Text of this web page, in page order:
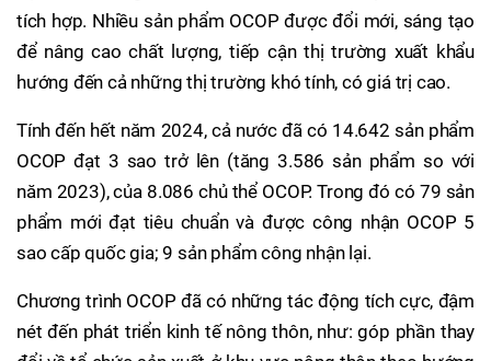
tích hợp. Nhiều sản phẩm OCOP được đổi mới, sáng tạo
để nâng cao chất lượng, tiếp cận thị trường xuất khẩu
hướng đến cả những thị trường khó tính, có giá trị cao.
Tính đến hết năm 2024, cả nước đã có 14.642 sản phẩm
OCOP đạt 3 sao trở lên (tăng 3.586 sản phẩm so với
năm 2023), của 8.086 chủ thể OCOP. Trong đó có 79 sản
phẩm mới đạt tiêu chuẩn và được công nhận OCOP 5
sao cấp quốc gia; 9 sản phẩm công nhận lại.
Chương trình OCOP đã có những tác động tích cực, đậm
nét đến phát triển kinh tế nông thôn, như: góp phần thay